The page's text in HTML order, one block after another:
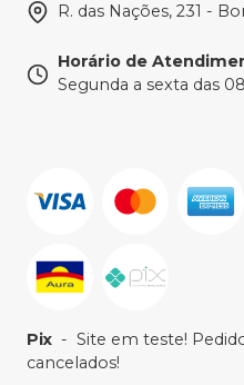
R. das Nações, 231 -
Horário de
Segunda a sexta das
Pix - Site em teste!
cancelados!